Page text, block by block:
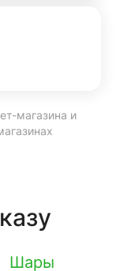
магазина и
Шары